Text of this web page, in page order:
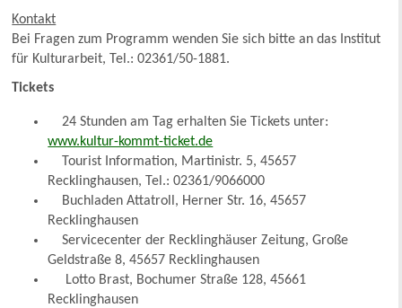
Kontakt
Bei Fragen zum Programm wenden Sie sich bitte an das Institut
für Kulturarbeit, Tel.: 02361/50-1881.
Tickets
24 Stunden am Tag erhalten Sie Tickets unter:
www.kultur-kommt-ticket.de
Tourist Information, Martinistr. 5, 45657
Recklinghausen, Tel.: 02361/9066000
Buchladen Attatroll, Herner Str. 16, 45657
Recklinghausen
Servicecenter der Recklinghäuser Zeitung, Große
Geldstraße 8, 45657 Recklinghausen
Lotto Brast, Bochumer Straße 128, 45661
Recklinghausen